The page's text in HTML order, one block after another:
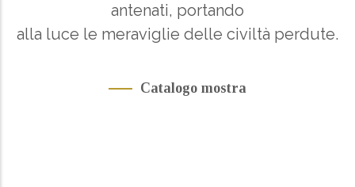
antenati, portando
alla luce le meraviglie delle civiltà perdute.
Catalogo mostra